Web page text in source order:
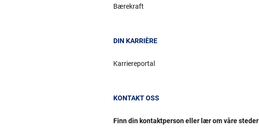
Bærekraft
DIN KARRIÈRE
Karriereportal
KONTAKT OSS
Finn din kontaktperson eller lær om våre steder